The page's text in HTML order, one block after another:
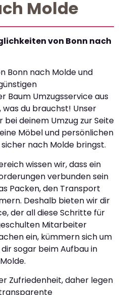
Molde
von Bonn nach
Bonn nach Molde und
Baum Umzugsservice aus
du brauchst! Unser
deinem Umzug zur Seite
Möbel und persönlichen
nach Molde bringst.
wissen wir, dass ein
verbunden sein
Packen, den Transport
Deshalb bieten wir dir
der all diese Schritte für
Mitarbeiter
ein, kümmern sich um
sogar beim Aufbau in
Zufriedenheit, daher legen